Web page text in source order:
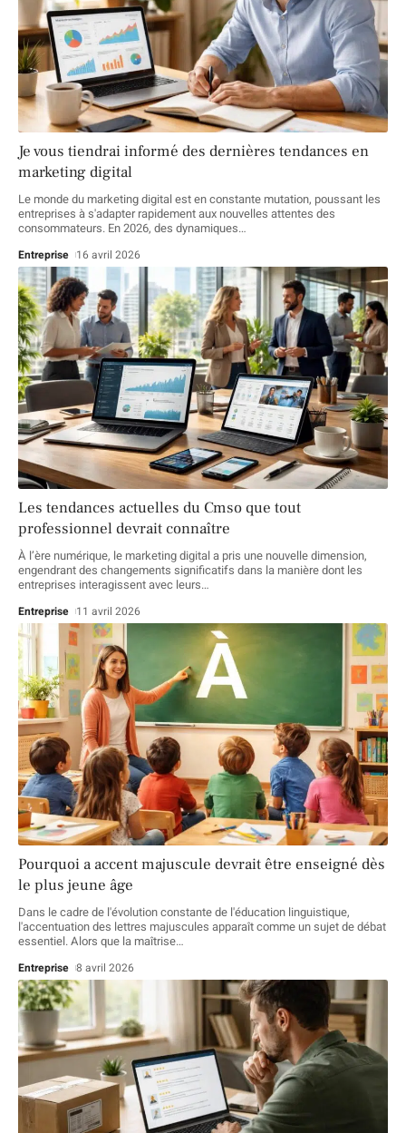
Je vous tiendrai informé des dernières tendances en
marketing digital
Le monde du marketing digital est en constante mutation, poussant les
entreprises à s'adapter rapidement aux nouvelles attentes des
consommateurs. En 2026, des dynamiques…
Entreprise 16 avril 2026
Les tendances actuelles du Cmso que tout
professionnel devrait connaître
À l’ère numérique, le marketing digital a pris une nouvelle dimension,
engendrant des changements significatifs dans la manière dont les
entreprises interagissent avec leurs…
Entreprise 11 avril 2026
Pourquoi a accent majuscule devrait être enseigné dès
le plus jeune âge
Dans le cadre de l'évolution constante de l'éducation linguistique,
l'accentuation des lettres majuscules apparaît comme un sujet de débat
essentiel. Alors que la maîtrise…
Entreprise 8 avril 2026